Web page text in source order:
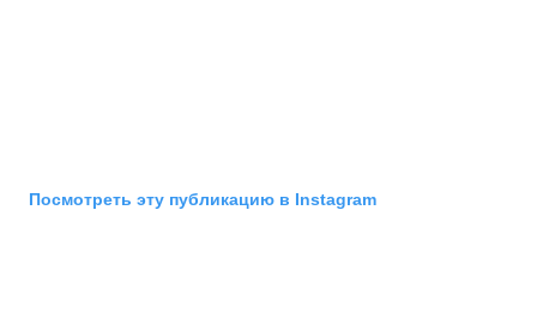
Посмотреть эту публикацию в Instagram